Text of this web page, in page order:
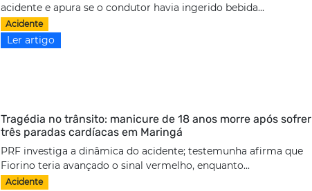
acidente e apura se o condutor havia ingerido bebida...
Acidente
Ler artigo
Tragédia no trânsito: manicure de 18 anos morre após sofrer
três paradas cardíacas em Maringá
PRF investiga a dinâmica do acidente; testemunha afirma que
Fiorino teria avançado o sinal vermelho, enquanto...
Acidente